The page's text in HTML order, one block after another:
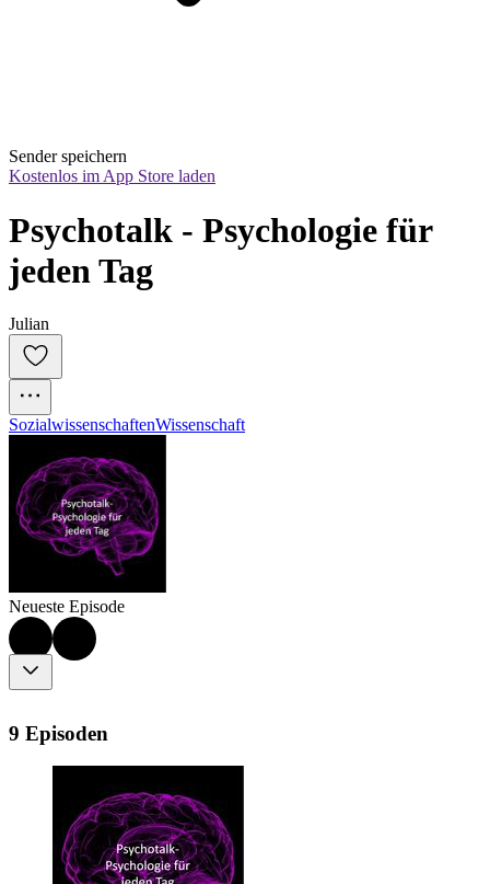
Sender speichern
Kostenlos im App Store laden
Psychotalk - Psychologie für
jeden Tag
Julian
SozialwissenschaftenWissenschaft
Neueste Episode
9 Episoden